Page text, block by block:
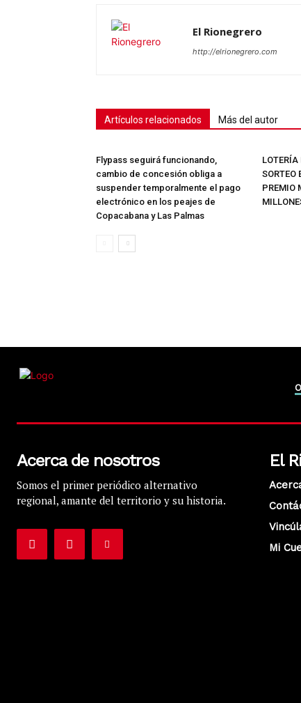
El Rionegrero
http://elrionegrero.com
Artículos relacionados Más del autor
Flypass seguirá funcionando,
cambio de concesión obliga a
suspender temporalmente el pago
electrónico en los peajes de
Copacabana y Las Palmas
SORTEO
PREMIO
Acerca de nosotros
Somos el primer periódico alternativo
regional, amante del territorio y su historia.
El
Mi